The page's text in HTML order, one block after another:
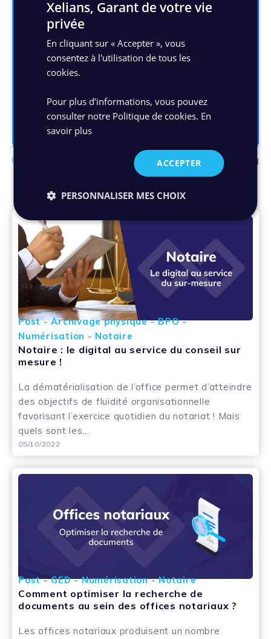
« informatiques et libertés », reportez-vous à
Politique de confidentialité
Valider
Post - Archivage physique - BPO -
Numérisation - Notaire
Notaire : le digital au service du conseil sur
mesure !
La dématérialisation de l’office permet d’atteindre
des objectifs de fluidité organisationnelle
favorisant l’exercice quotidien du notariat ! Mais
quels sont les...
05/10/2022
Post - GED - Numérisation - Notaire
Comment optimiser la recherche de
documents au sein des offices notariaux ?
Les offices notariaux produisent un nombre
Xelians, Garant de votre vie
privée
En cliquant sur « Accepter », vous
consentez à l'utilisation de tous les
cookies.
Pour plus d’informations, vous pouvez
consulter notre Politique de cookies. En
savoir plus
ACCEPTER
PERSONNALISER MES CHOIX